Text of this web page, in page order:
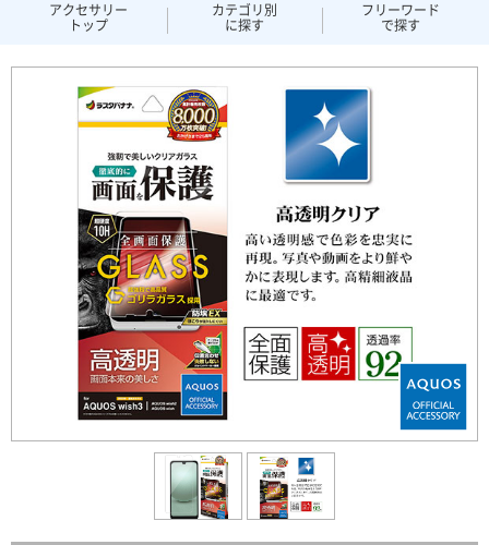
アクセサリー
トップ
カテゴリ別
に探す
フリーワード
で探す